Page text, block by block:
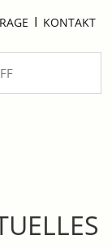
I KONTAKT